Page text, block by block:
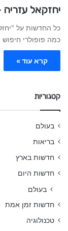
יחזקאל עזריה
כל החדשות על
כמה פופולרי חיפוש :
קרא עוד »
קטגוריות
בעולם
בריאות
חדשות בארץ
חדשות היום
בעולם
חדשות זמן אמת
טכנולוגיה